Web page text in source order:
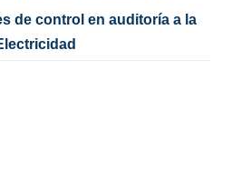
de control en auditoría a la